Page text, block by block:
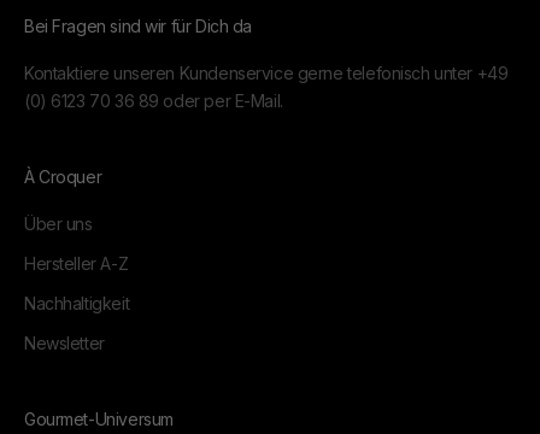
Bei Fragen sind wir für Dich da
Kontaktiere unseren Kundenservice gerne telefonisch unter +49
(0) 6123 70 36 89 oder per E-Mail.
À Croquer
Über uns
Hersteller A-Z
Nachhaltigkeit
Newsletter
Gourmet-Universum